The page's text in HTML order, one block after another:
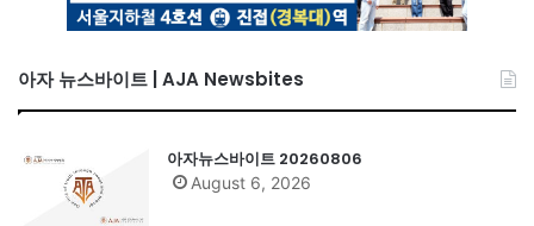
아자 뉴스바이트 | AJA Newsbites
아자뉴스바이트 20260806
August 6, 2026